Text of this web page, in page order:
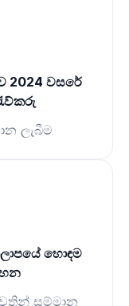
2024 වසරේ
ලැබීම
හොඳම
සම්මාන